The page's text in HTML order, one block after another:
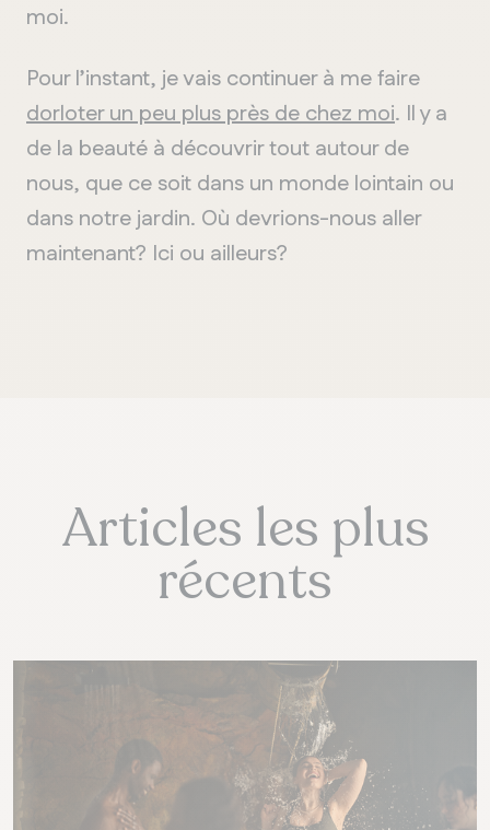
moi.
Pour l’instant, je vais continuer à me faire
dorloter un peu plus près de chez moi. Il y a
de la beauté à découvrir tout autour de
nous, que ce soit dans un monde lointain ou
dans notre jardin. Où devrions-nous aller
maintenant? Ici ou ailleurs?
Articles les plus
récents